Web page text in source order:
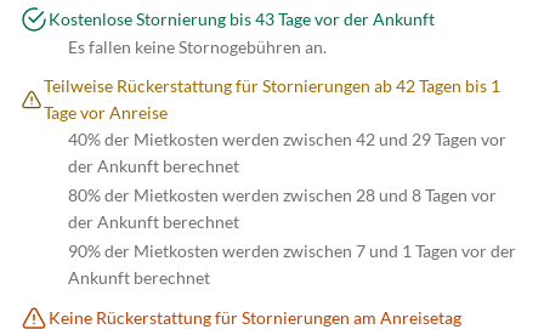
Kostenlose Stornierung bis 43 Tage vor der Ankunft
Es fallen keine Stornogebühren an.
Teilweise Rückerstattung für Stornierungen ab 42 Tagen bis 1
Tage vor Anreise
40% der Mietkosten werden zwischen 42 und 29 Tagen vor
der Ankunft berechnet
80% der Mietkosten werden zwischen 28 und 8 Tagen vor
der Ankunft berechnet
90% der Mietkosten werden zwischen 7 und 1 Tagen vor der
Ankunft berechnet
Keine Rückerstattung für Stornierungen am Anreisetag